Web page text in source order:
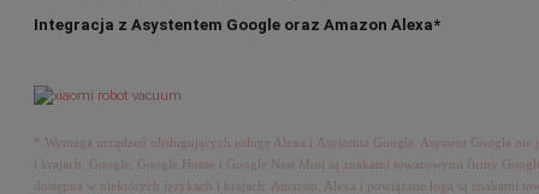
Integracja z Asystentem Google oraz Amazon Alexa*
* Wymaga urządzeń obsługujących usługę Alexa i Asystenta Google. Asystent Google
i krajach. Google, Google Home i Google Nest Mini są znakami towarowymi firmy
dostępna w niektórych językach i krajach. Amazon, Alexa i powiązane loga są znakami